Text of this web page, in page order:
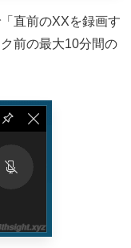
直前のXXを録画す
前の最大10分間の